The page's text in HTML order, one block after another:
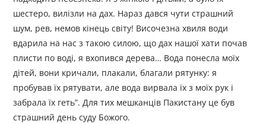
шестеро, вилізли на дах. Нараз дався чути страшний
шум, рев, немов кінець світу! Височезна хвиля води
вдарила на нас з такою силою, що дах нашої хати почав
плисти по воді, я вхопився дерева… Вода понесла моїх
дітей, вони кричали, плакали, благали рятунку: я
пробував їх рятувати, але вода вирвала їх з моїх рук і
забрала їх геть”. Для тих мешканців Пакистану це був
страшний день суду Божого.